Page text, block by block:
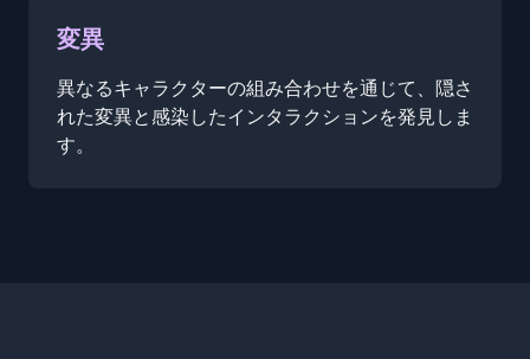
変異
異なるキャラクターの組み合わせを通じて、隠さ
れた変異と感染したインタラクションを発見しま
す。